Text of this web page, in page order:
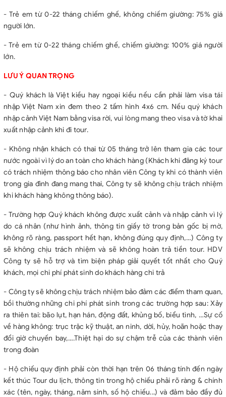
- Trẻ em từ 0-22 tháng chiếm ghế, không chiếm giường: 75% giá
người lớn.
- Trẻ em từ 0-22 tháng chiếm ghế, chiếm giường: 100% giá người
lớn.
LƯU Ý QUAN TRỌNG
- Quý khách là Việt kiều hay ngoại kiều nếu cần phải làm visa tái
nhập Việt Nam xin đem theo 2 tấm hình 4x6 cm. Nếu quý khách
nhập cảnh Việt Nam bằng visa rời, vui lòng mang theo visa và tờ khai
xuất nhập cảnh khi đi tour.
- Không nhận khách có thai từ 05 tháng trở lên tham gia các tour
nước ngoài vì lý do an toàn cho khách hàng (Khách khi đăng ký tour
có trách nhiệm thông báo cho nhân viên Công ty khi có thành viên
trong gia đình đang mang thai, Công ty sẽ không chịu trách nhiệm
khi khách hàng không thông báo).
- Trường hợp Quý khách không được xuất cảnh và nhập cảnh vì lý
do cá nhân (như hình ảnh, thông tin giấy tờ trong bản gốc bị mờ,
không rõ ràng, passport hết hạn, không đúng quy định,…) Công ty
sẽ không chịu trách nhiệm và sẽ không hoàn trả tiền tour. HDV
Công ty sẽ hỗ trợ và tìm biện pháp giải quyết tốt nhất cho Quý
khách, mọi chi phí phát sinh do khách hàng chi trả
- Công ty sẽ không chịu trách nhiệm bảo đảm các điểm tham quan,
bồi thường những chi phí phát sinh trong các trường hợp sau: Xảy
ra thiên tai: bão lụt, hạn hán, động đất, khủng bố, biểu tình, …Sự cố
về hàng không: trục trặc kỹ thuật, an ninh, dời, hủy, hoãn hoặc thay
đổi giờ chuyến bay,….Thiệt hại do sự chậm trễ của các thành viên
trong đoàn
- Hộ chiếu quy định phải còn thời hạn trên 06 tháng tính đến ngày
kết thúc Tour du lịch, thông tin trong hộ chiếu phải rõ ràng & chính
xác (tên, ngày, tháng, năm sinh, số hộ chiếu...) và đảm bảo đầy đủ